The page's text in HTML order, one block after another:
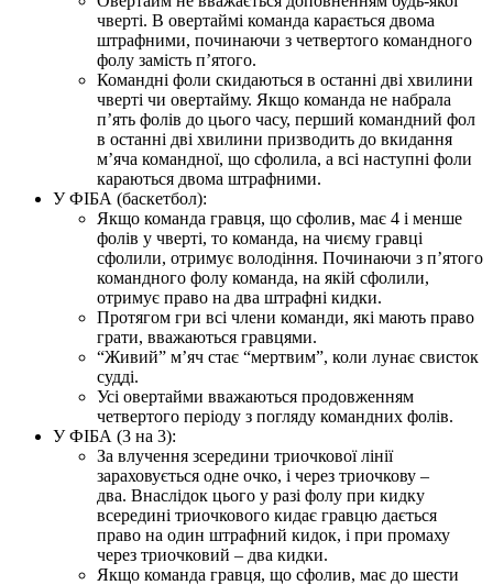
чверті. В овертаймі команда карається двома
штрафними, починаючи з четвертого командного
фолу замість п’ятого.
Командні фоли скидаються в останні дві хвилини
чверті чи овертайму. Якщо команда не набрала
п’ять фолів до цього часу, перший командний фол
в останні дві хвилини призводить до вкидання
м’яча командної, що сфолила, а всі наступні фоли
караються двома штрафними.
У ФІБА (баскетбол):
Якщо команда гравця, що сфолив, має 4 і менше
фолів у чверті, то команда, на чиєму гравці
сфолили, отримує володіння. Починаючи з п’ятого
командного фолу команда, на якій сфолили,
отримує право на два штрафні кидки.
Протягом гри всі члени команди, які мають право
грати, вважаються гравцями.
“Живий” м’яч стає “мертвим”, коли лунає свисток
судді.
Усі овертайми вважаються продовженням
четвертого періоду з погляду командних фолів.
У ФІБА (3 на 3):
За влучення зсередини триочкової лінії
зараховується одне очко, і через триочкову –
два. Внаслідок цього у разі фолу при кидку
всередині триочкового кидає гравцю дається
право на один штрафний кидок, і при промаху
через триочковий – два кидки.
Якщо команда гравця, що сфолив, має до шести